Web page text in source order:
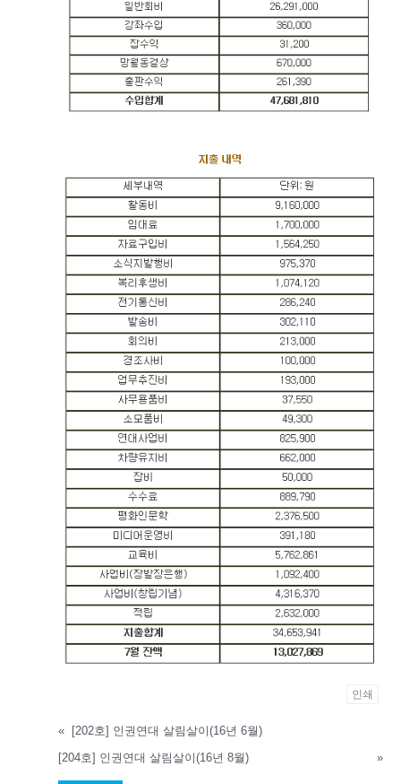
인쇄
« [202호] 인권연대 살림살이(16년 6월)
[204호] 인권연대 살림살이(16년 8월)
»